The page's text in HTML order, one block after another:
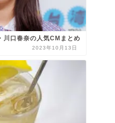
川口春奈の人気CMまとめ
2023年10月13日